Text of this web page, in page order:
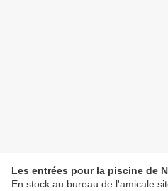
Les entrées pour la piscine de
En stock au bureau de l'amicale